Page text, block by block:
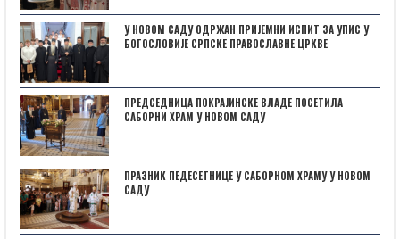
У НОВОМ САДУ ОДРЖАН ПРИЈЕМНИ ИСПИТ ЗА УПИС У
БОГОСЛОВИЈЕ СРПСКЕ ПРАВОСЛАВНЕ ЦРКВЕ
ПРЕДСЕДНИЦА ПОКРАЈИНСКЕ ВЛАДЕ ПОСЕТИЛА
САБОРНИ ХРАМ У НОВОМ САДУ
ПРАЗНИК ПЕДЕСЕТНИЦЕ У САБОРНОМ ХРАМУ У НОВОМ
САДУ